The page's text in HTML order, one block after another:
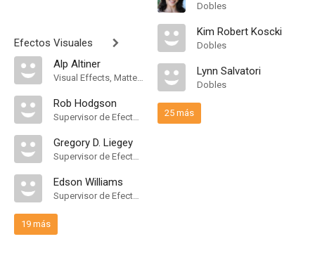
Efectos Visuales
Alp Altiner
Visual Effects, Matte Painter
Rob Hodgson
Supervisor de Efectos Visuales
Gregory D. Liegey
Supervisor de Efectos Visuales
Edson Williams
Supervisor de Efectos Visuales
19 más
Dobles
Kim Robert Koscki
Dobles
Lynn Salvatori
Dobles
25 más